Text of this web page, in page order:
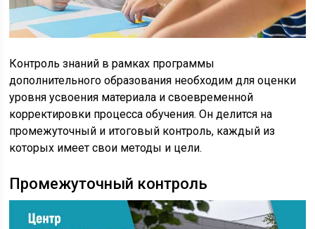
Контроль знаний в рамках программы
дополнительного образования необходим для оценки
уровня усвоения материала и своевременной
корректировки процесса обучения. Он делится на
промежуточный и итоговый контроль, каждый из
которых имеет свои методы и цели.
Промежуточный контроль